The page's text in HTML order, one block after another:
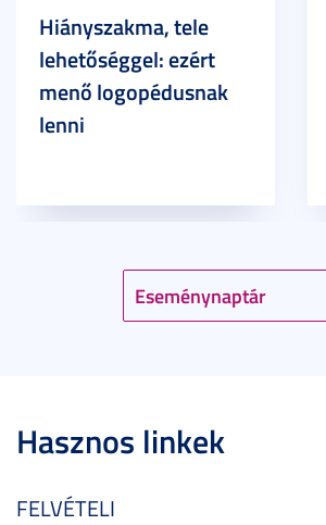
Eseménynaptár
Hiányszakma, tele
lehetőséggel: ezért
menő logopédusnak
lenni
Hasznos linkek
FELVÉTELI